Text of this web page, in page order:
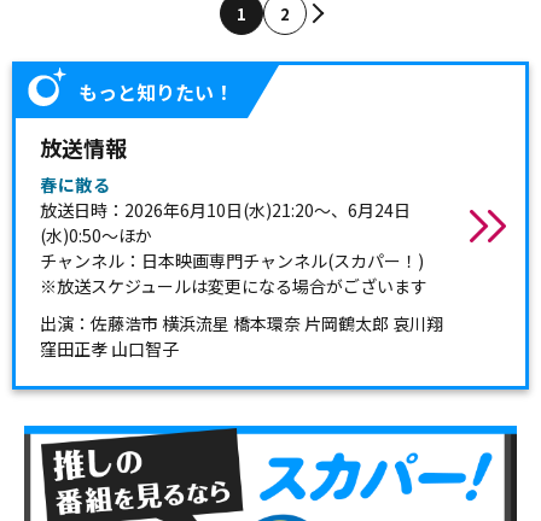
1 2
もっと知りたい！
放送情報
春に散る
放送日時：2026年6月10日(水)21:20～、6月24日
(水)0:50～ほか
チャンネル：日本映画専門チャンネル(スカパー！)
※放送スケジュールは変更になる場合がございます
出演：佐藤浩市 横浜流星 橋本環奈 片岡鶴太郎 哀川翔
窪田正孝 山口智子